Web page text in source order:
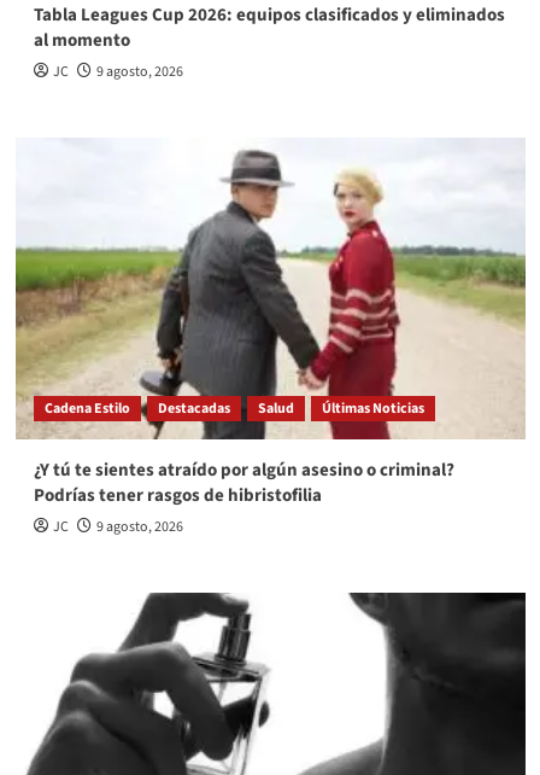
Tabla Leagues Cup 2026: equipos clasificados y eliminados
al momento
JC 9 agosto, 2026
Cadena Estilo Destacadas Salud Últimas Noticias
¿Y tú te sientes atraído por algún asesino o criminal?
Podrías tener rasgos de hibristofilia
JC 9 agosto, 2026